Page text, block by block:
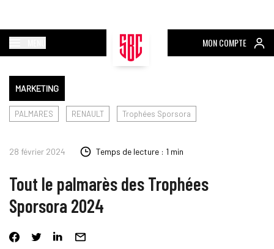
MON COMPTE
MARKETING
PALMARES RENAULT Trophées Sporsora
28 février 2024 Temps de lecture : 1 min
Tout le palmarès des Trophées
Sporsora 2024